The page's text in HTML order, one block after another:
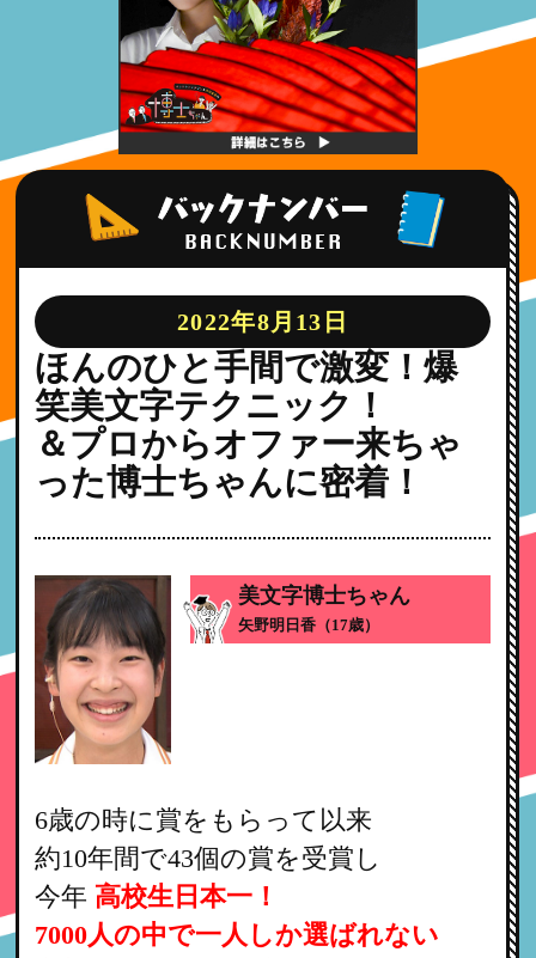
2022年8月13日
ほんのひと手間で激変！爆
笑美文字テクニック！
＆プロからオファー来ちゃ
った博士ちゃんに密着！
美文字博士ちゃん
矢野明日香（17歳）
6歳の時に賞をもらって以来
約10年間で43個の賞を受賞し
今年 高校生日本一！
7000人の中で一人しか選ばれない